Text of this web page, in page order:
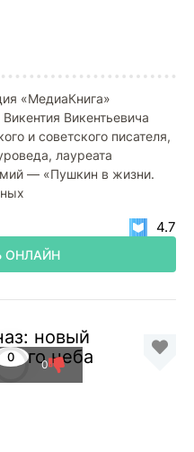
«МедиаКнига»
Викентьевича
и советского писателя,
лауреата
— «Пушкин в жизни.
ОНЛАЙН
4.7
новый
неба
0
0